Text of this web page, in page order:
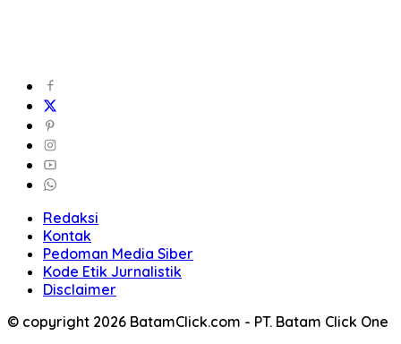
Redaksi
Kontak
Pedoman Media Siber
Kode Etik Jurnalistik
Disclaimer
© copyright 2026 BatamClick.com - PT. Batam Click One